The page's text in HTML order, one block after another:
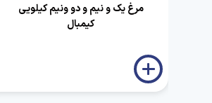
مرغ یک و نیم و دو ونیم کیلویی
کیمبال